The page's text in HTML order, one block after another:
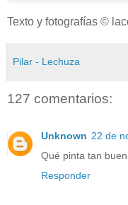
Texto y fotografías ©
Pilar - Lechuza
127 comentarios:
Unknown 22 de
Qué pinta tan
Responder